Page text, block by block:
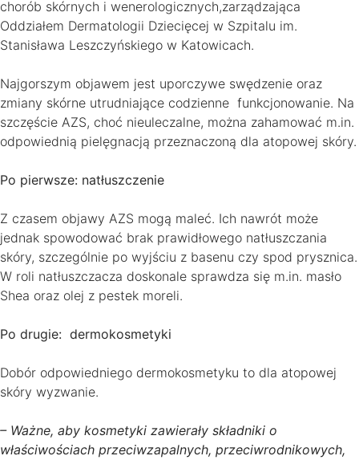
chorób skórnych i wenerologicznych,zarządzająca
Oddziałem Dermatologii Dziecięcej w Szpitalu im.
Stanisława Leszczyńskiego w Katowicach.
Najgorszym objawem jest uporczywe swędzenie oraz
zmiany skórne utrudniające codzienne funkcjonowanie. Na
szczęście AZS, choć nieuleczalne, można zahamować m.in.
odpowiednią pielęgnacją przeznaczoną dla atopowej skóry.
Po pierwsze: natłuszczenie
Z czasem objawy AZS mogą maleć. Ich nawrót może
jednak spowodować brak prawidłowego natłuszczania
skóry, szczególnie po wyjściu z basenu czy spod prysznica.
W roli natłuszczacza doskonale sprawdza się m.in. masło
Shea oraz olej z pestek moreli.
Po drugie: dermokosmetyki
Dobór odpowiedniego dermokosmetyku to dla atopowej
skóry wyzwanie.
– Ważne, aby kosmetyki zawierały składniki o
właściwościach przeciwzapalnych, przeciwrodnikowych,